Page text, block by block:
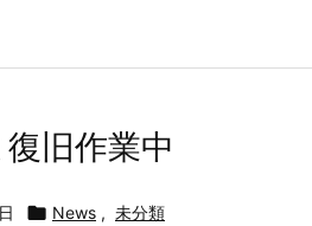
旧作業中
 News , 未分類